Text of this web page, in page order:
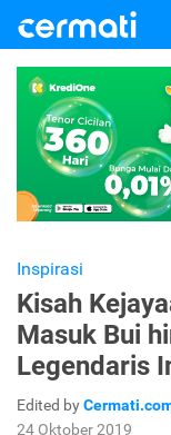
Inspirasi
Kisah
Masuk Bui
Legendaris
Edited by
24 Oktober 2019